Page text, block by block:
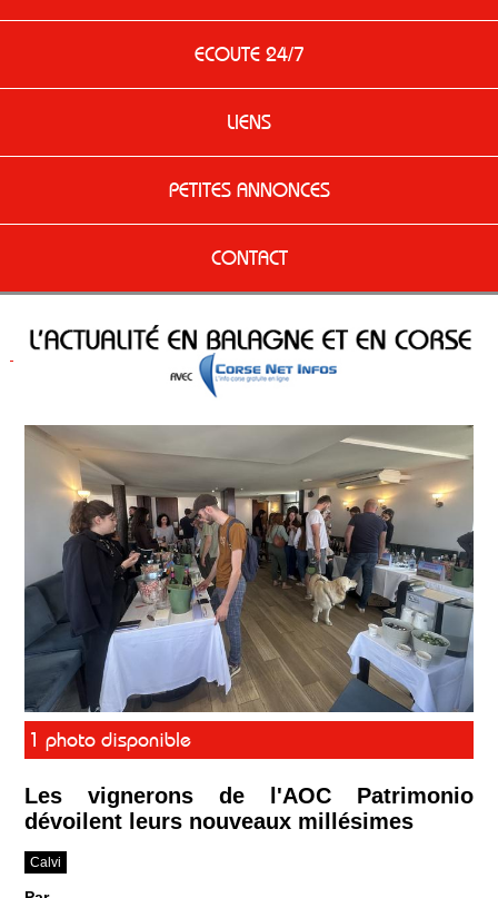
ECOUTE 24/7
LIENS
PETITES ANNONCES
CONTACT
1 photo disponible
Les vignerons de l'AOC Patrimonio
dévoilent leurs nouveaux millésimes
Calvi